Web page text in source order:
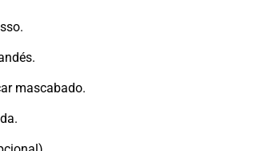
mascabado.